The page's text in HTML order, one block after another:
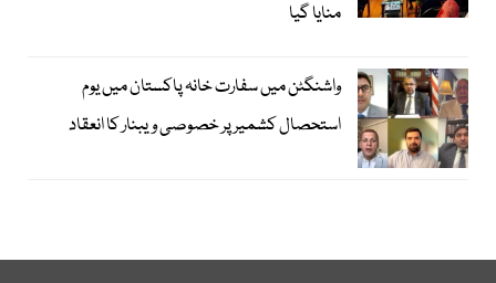
منایا گیا
واشنگٹن میں سفارت خانہ پاکستان میں یوم
استحصال کشمیر پر خصوصی ویبنار کا انعقاد